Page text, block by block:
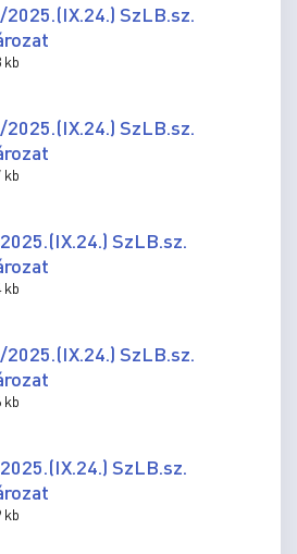
2025.(IX.24.) SzLB.sz.
kb
2025.(IX.24.) SzLB.sz.
kb
SzLB.sz.
kb
2025.(IX.24.) SzLB.sz.
kb
SzLB.sz.
kb